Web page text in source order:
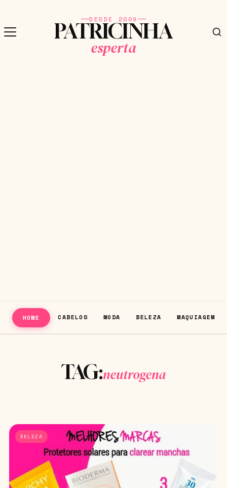
DESDE 2009
PATRICINHA
esperta
HOME CABELOS MODA BELEZA MAQUIAGEM
TAG:neutrogena
BELEZA